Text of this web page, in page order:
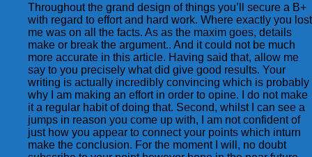
Throughout the grand design of things you’ll secure a B+
with regard to effort and hard work. Where exactly you lost
me was on all the facts. As as the maxim goes, details
make or break the argument.. And it could not be much
more accurate in this article. Having said that, allow me
say to you precisely what did give good results. Your
writing is actually incredibly convincing which is probably
why I am making an effort in order to opine. I do not make
it a regular habit of doing that. Second, whilst I can see a
jumps in reason you come up with, I am not confident of
just how you appear to connect your points which inturn
make the conclusion. For the moment I will, no doubt